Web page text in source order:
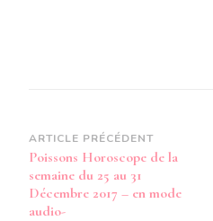
Navigation
d’article
ARTICLE PRÉCÉDENT
Poissons Horoscope de la
semaine du 25 au 31
Décembre 2017 – en mode
audio-